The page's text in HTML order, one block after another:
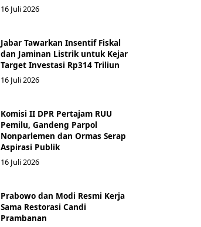
16 Juli 2026
Jabar Tawarkan Insentif Fiskal
dan Jaminan Listrik untuk Kejar
Target Investasi Rp314 Triliun
16 Juli 2026
Komisi II DPR Pertajam RUU
Pemilu, Gandeng Parpol
Nonparlemen dan Ormas Serap
Aspirasi Publik
16 Juli 2026
Prabowo dan Modi Resmi Kerja
Sama Restorasi Candi
Prambanan